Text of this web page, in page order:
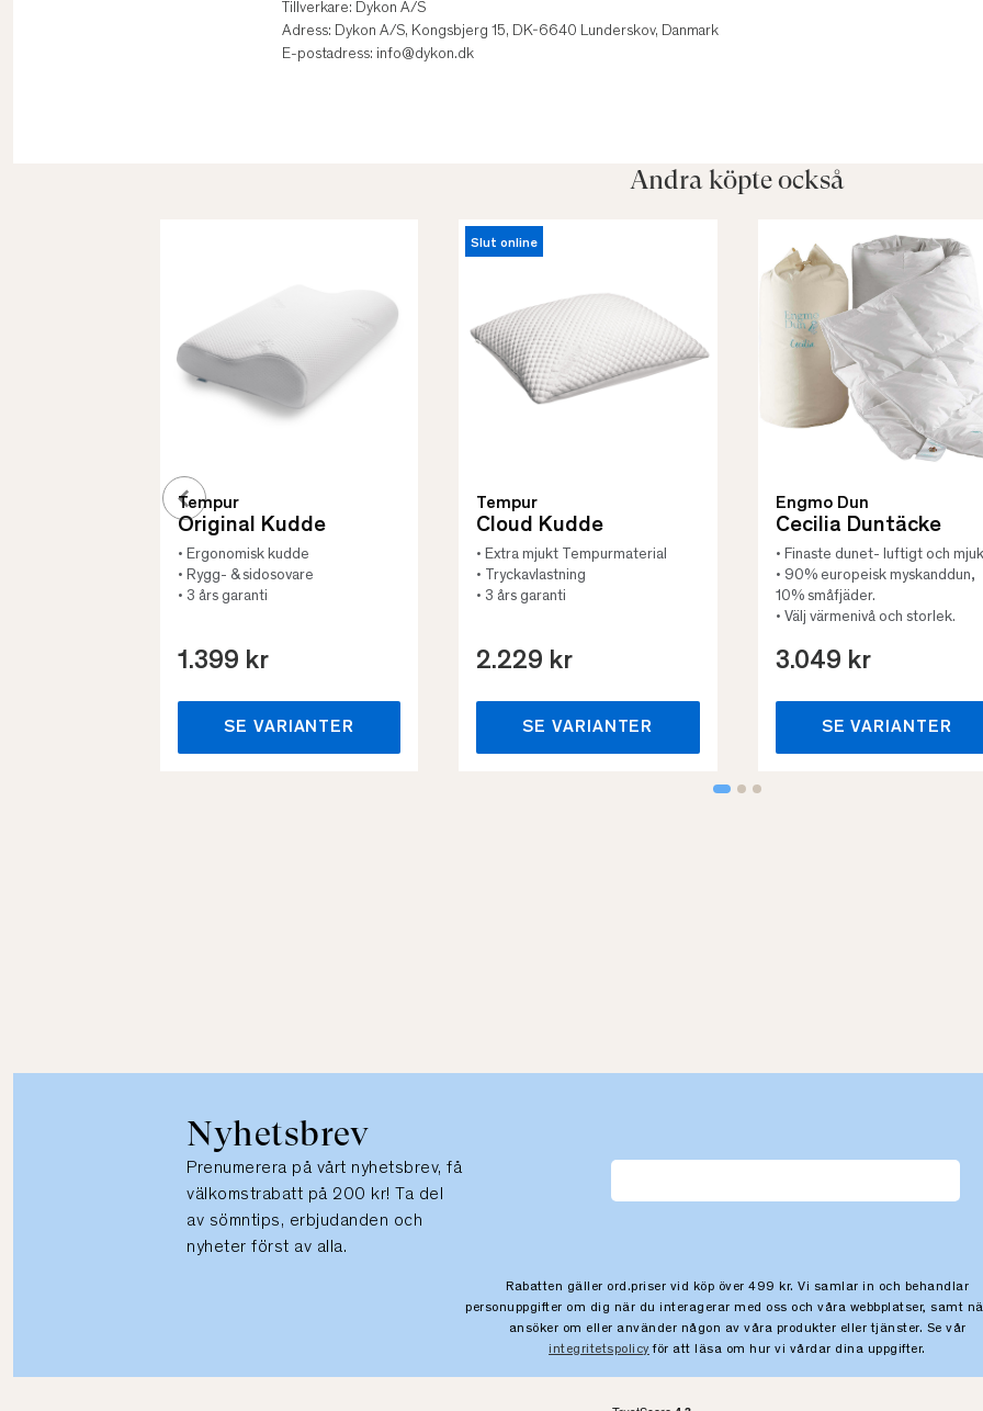
Tillverkare: Dykon A/S
Adress: Dykon A/S, Kongsbjerg 15, DK-6640 Lunderskov, Danmark
E-postadress: info@dykon.dk
Andra köpte också
Tempur
Original Kudde
• Ergonomisk kudde
• Rygg- & sidosovare
• 3 års garanti
1.399 kr
SE VARIANTER
Slut online
Tempur
Cloud Kudde
• Extra mjukt Tempurmaterial
• Tryckavlastning
• 3 års garanti
2.229 kr
SE VARIANTER
Engmo Dun
Cecilia Duntäcke
• Finaste dunet- luftigt och
• 90% europeisk myskanddun,
10% småfjäder.
• Välj värmenivå och storlek.
3.049 kr
SE VARIANTER
Nyhetsbrev
Prenumerera på vårt nyhetsbrev, få
välkomstrabatt på 200 kr! Ta del
av sömntips, erbjudanden och
nyheter först av alla.
Rabatten gäller ord.priser vid köp över 499 kr. Vi samlar in och behandlar
personuppgifter om dig när du interagerar med oss och våra webbplatser, samt
ansöker om eller använder någon av våra produkter eller tjänster. Se vår
integritetspolicy för att läsa om hur vi vårdar dina uppgifter.